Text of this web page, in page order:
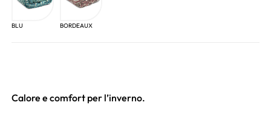
Calore e comfort per l’inverno.
BLU BORDEAUX